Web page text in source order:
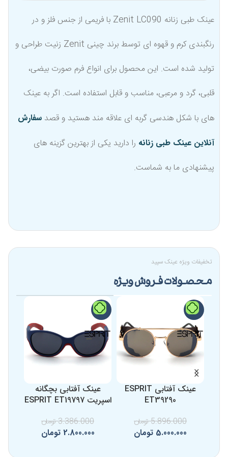
عینک طبی زنانه Zenit LC090 با فریمی از جنس فلز و در
رنگبندی کرم و قهوه ای توسط برند چینی Zenit زنیت طراحی و
تولید شده است. این محصول برای انواع فرم صورت بیضی،
قلبی، گرد و مرعبی، مناسب و قابل استفاده است. اگر به عینک
های با شکل هندسی گربه ای علاقه مند هستید و قصد سفارش
آنلاین عینک طبی زنانه را دارید یکی از بهترین گزینه های
پیشنهادی ما به شماست.
تخفیفات ویژه عینک سپید
محصولات فروش ویژه
-15%
عینک آفتابی ESPRIT
ET39290
5.896.000تومان
5.000.000 تومان
-17%
عینک آفتابی بچگانه
اسپریت ESPRIT ET19797
3.386.000تومان
2.800.000 تومان